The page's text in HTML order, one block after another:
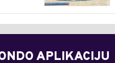
APLIKACIJU